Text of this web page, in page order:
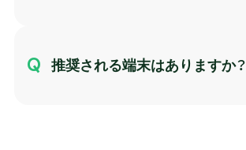
推奨される端末はありますか？